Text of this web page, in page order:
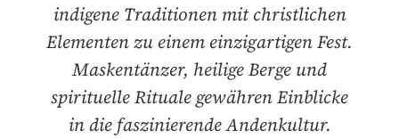
indigene Traditionen mit christlichen
Elementen zu einem einzigartigen Fest.
Maskentänzer, heilige Berge und
spirituelle Rituale gewähren Einblicke
in die faszinierende Andenkultur.